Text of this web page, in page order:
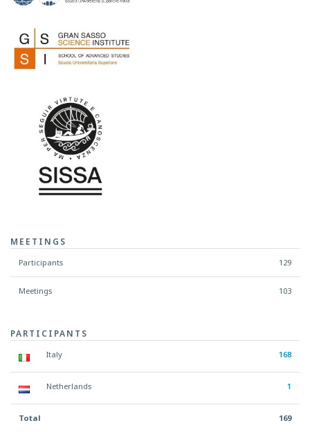
MEETINGS
Participants 129
Meetings 103
PARTICIPANTS
Italy 168
Netherlands 1
Total 169